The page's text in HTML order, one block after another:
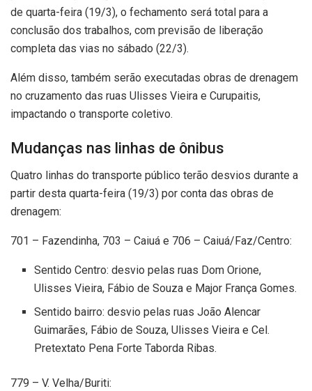
de quarta-feira (19/3), o fechamento será total para a
conclusão dos trabalhos, com previsão de liberação
completa das vias no sábado (22/3).
Além disso, também serão executadas obras de drenagem
no cruzamento das ruas Ulisses Vieira e Curupaitis,
impactando o transporte coletivo.
Mudanças nas linhas de ônibus
Quatro linhas do transporte público terão desvios durante a
partir desta quarta-feira (19/3) por conta das obras de
drenagem:
701 – Fazendinha, 703 – Caiuá e 706 – Caiuá/Faz/Centro:
Sentido Centro: desvio pelas ruas Dom Orione,
Ulisses Vieira, Fábio de Souza e Major França Gomes.
Sentido bairro: desvio pelas ruas João Alencar
Guimarães, Fábio de Souza, Ulisses Vieira e Cel.
Pretextato Pena Forte Taborda Ribas.
779 – V. Velha/Buriti: